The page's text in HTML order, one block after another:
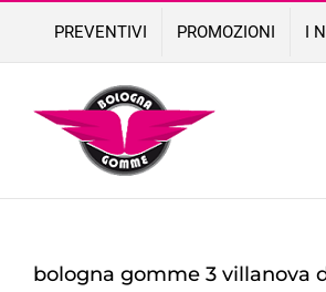
content
PREVENTIVI PROMOZIONI I
bologna gomme 3 villanova